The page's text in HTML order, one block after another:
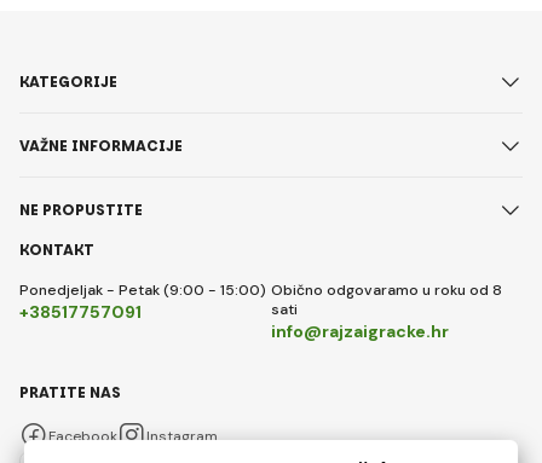
KONTAKT
Ponedjeljak - Petak (9:00 - 15:00)
+38517757091
Obično odgovaramo u roku od 8
sati
info@rajzaigracke.hr
KATEGORIJE
VAŽNE INFORMACIJE
NE PROPUSTITE
PRATITE NAS
Facebook Instagram